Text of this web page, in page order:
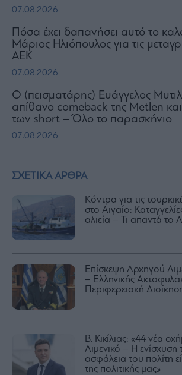
ΣΧΕΤΙΚΑ ΑΡΘΡΑ
Κόντρα για τις
στο Αιγαίο:
αλιεία – Τι απαντά το
Επίσκεψη Αρχηγού
– Ελληνικής
Περιφερειακή
Β. Κικίλιας: «44 νέα
Λιμενικό – Η ενίσχυση
ασφάλεια του πολίτη
της πολιτικής μας»
07.08.2026
Πόσα έχει δαπανήσει αυτό το
Μάριος Ηλιόπουλος για τις
ΑΕΚ
07.08.2026
Ο (πεισματάρης) Ευάγγελος
απίθανο comeback της Μetlen
των short – Όλο το παρασκήνιο
07.08.2026